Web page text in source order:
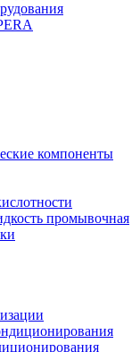
компоненты
промывочная